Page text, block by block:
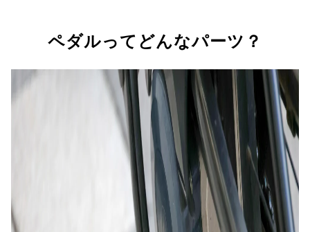
ペダルってどんなパーツ？